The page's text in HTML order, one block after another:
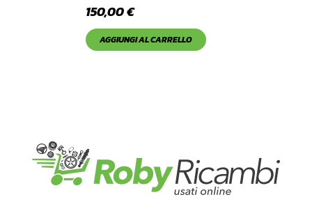
150,00€
AGGIUNGI AL CARRELLO